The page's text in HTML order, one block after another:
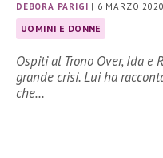
DEBORA PARIGI | 6 MARZO 2020
UOMINI E DONNE
Ospiti al Trono Over, Ida e
grande crisi. Lui ha
che…